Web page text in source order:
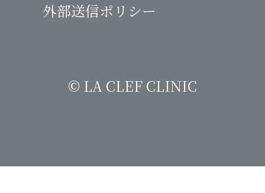
外部送信ポリシー
© LA CLEF CLINIC